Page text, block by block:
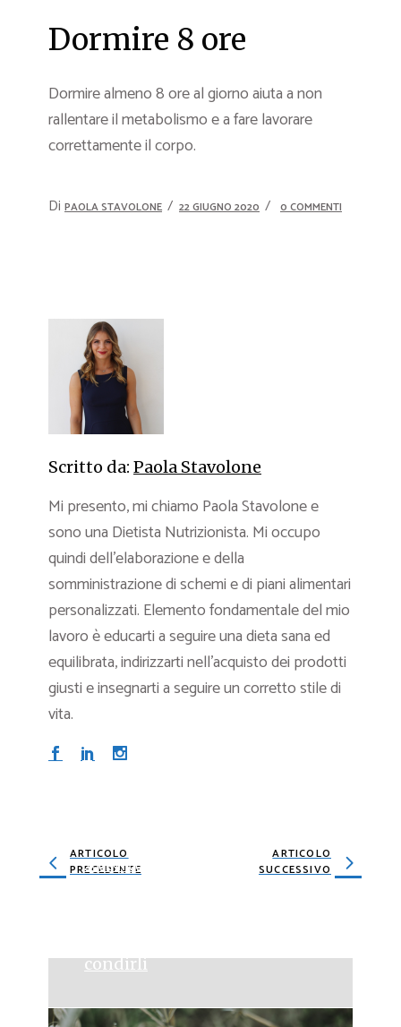
Dormire 8 ore
Dormire almeno 8 ore al giorno aiuta a non
rallentare il metabolismo e a fare lavorare
correttamente il corpo.
Di PAOLA STAVOLONE 22 GIUGNO 2020 0 COMMENTI
Scritto da: Paola Stavolone
Mi presento, mi chiamo Paola Stavolone e
sono una Dietista Nutrizionista. Mi occupo
quindi dell’elaborazione e della
somministrazione di schemi e di piani alimentari
personalizzati. Elemento fondamentale del mio
lavoro è educarti a seguire una dieta sana ed
equilibrata, indirizzarti nell’acquisto dei prodotti
giusti e insegnarti a seguire un corretto stile di
vita.
ARTICOLO
PRECEDENTE
ARTICOLO
SUCCESSIVO
25 GENNAIO 2023
condirli